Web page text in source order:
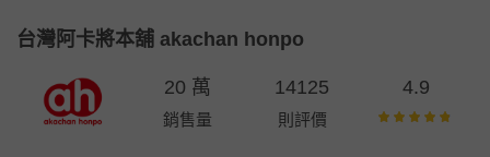
台灣阿卡將本舖 akachan honpo
20 萬
銷售量
14125
則評價
4.9